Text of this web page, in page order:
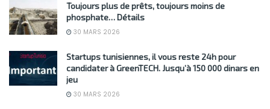
Toujours plus de prêts, toujours moins de
phosphate… Détails
30 MARS 2026
Startups tunisiennes, il vous reste 24h pour
candidater à GreenTECH. Jusqu’à 150 000 dinars en
jeu
30 MARS 2026